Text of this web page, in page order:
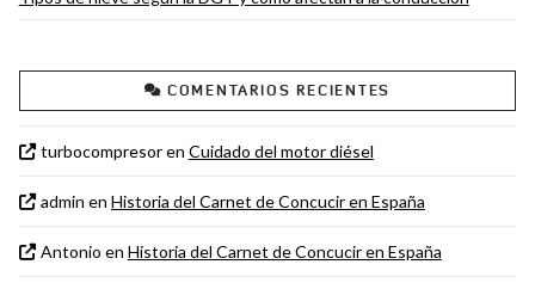
COMENTARIOS RECIENTES
turbocompresoren Cuidado del motor diésel
admin en Historia del Carnet de Concucir en España
Antonio en Historia del Carnet de Concucir en España